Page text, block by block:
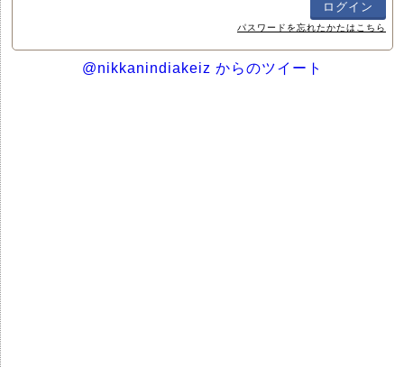
パスワードを忘れたかたはこちら
@nikkanindiakeiz からのツイート